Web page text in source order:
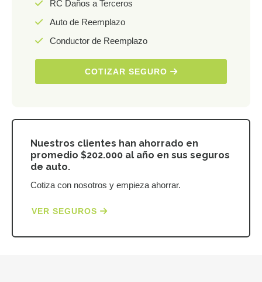
RC Daños a Terceros
Auto de Reemplazo
Conductor de Reemplazo
COTIZAR SEGURO
Nuestros clientes han ahorrado en
promedio $202.000 al año en sus seguros
de auto.
Cotiza con nosotros y empieza ahorrar.
VER SEGUROS